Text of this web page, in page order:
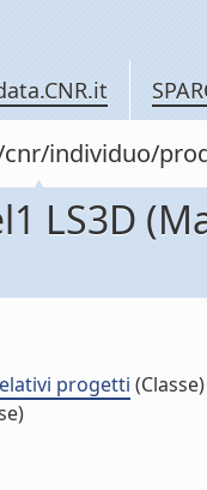
individuo/
LS3D
progetti (Classe)